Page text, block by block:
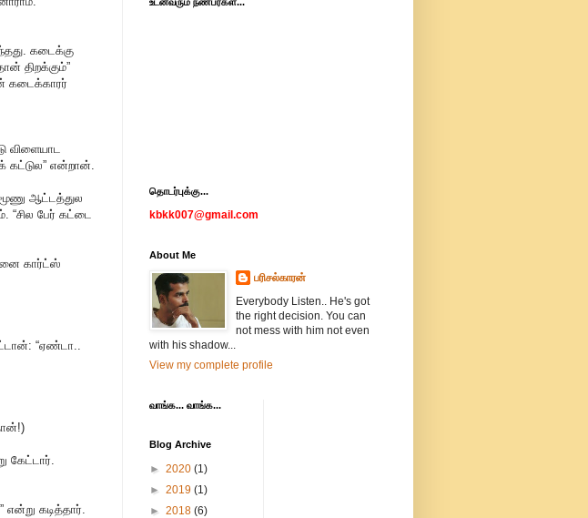
கடைக்கு
திறக்கும்”
கடைக்காரர்
விளையாட
கட்டுல” என்றான்.
மூணு ஆட்டத்துல
“சில பேர் கட்டை
கார்ட்ஸ்
“ஏண்டா..
கேட்டார்.
கடித்தார்.
தொடர்புக்கு...
kbkk007@gmail.com
About Me
பரிசல்காரன்
Everybody Listen.. He's got
the right decision. You can
not mess with him not even
with his shadow...
View my complete profile
வாங்க... வாங்க...
Blog Archive
► 2020 (1)
► 2019 (1)
► 2018 (6)